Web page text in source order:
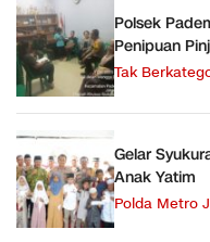
Polsek
Penipuan
Tak
Gelar
Anak Yatim
Polda Metro